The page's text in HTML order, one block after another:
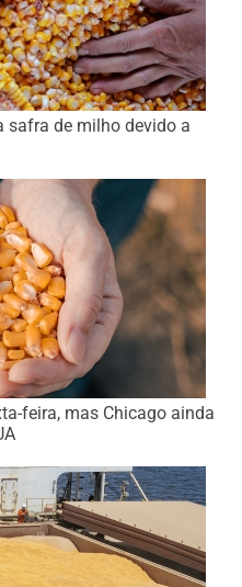
safra de milho devido a
feira, mas Chicago ainda